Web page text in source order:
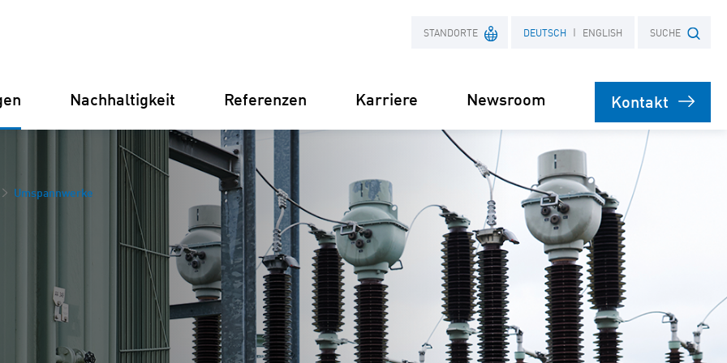
STANDORTE
Deutschland Finnland Frankreich
Kroatien Polen
DEUTSCH ENGLISH SUCHE
Suchbegriff
Energiepark
Management
Umspannwerke
Betriebsführung
Instandhaltung
Erneuerbare
Stromversorgung
für Unternehmen
Batteriespeicher
(BESS)
Stromliefervertrag
(PPA)
Nachhaltigkeit Referenzen Karriere Newsroom Kontakt
Umspannwerke